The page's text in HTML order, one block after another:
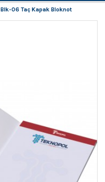
Blk-06 Taç Kapak Bloknot